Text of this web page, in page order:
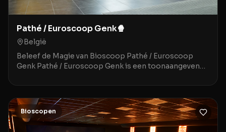
Pathé / Euroscoop Genk🍿
België
Beleef de Magie van Bioscoop Pathé / Euroscoop
Genk Pathé / Euroscoop Genk is een toonaangevende
Bioscopen